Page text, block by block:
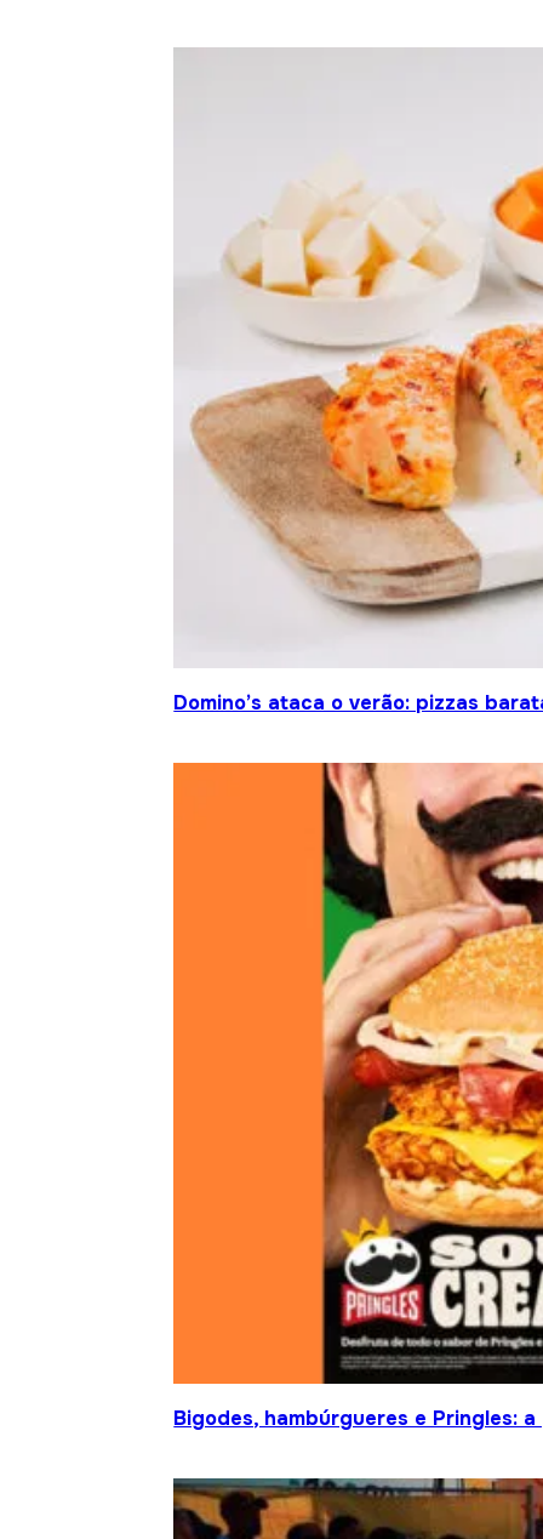
Domino’s ataca o verão: pizzas
Bigodes, hambúrgueres e Pringles: